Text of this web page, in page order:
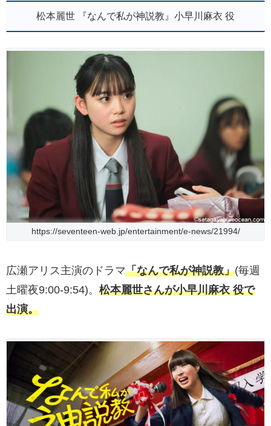
松本麗世 『なんで私が神説教』小早川麻衣 役
https://seventeen-web.jp/entertainment/e-news/21994/
広瀬アリス主演のドラマ「なんで私が神説教」(毎週
土曜夜9:00-9:54)。 松本麗世さんが小早川麻衣 役で
出演。